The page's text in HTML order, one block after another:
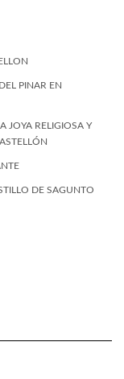
PINAR EN
JOYA RELIGIOSA Y
DE SAGUNTO